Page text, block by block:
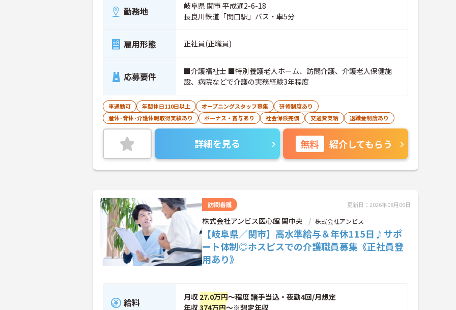
勤務地
岐阜県 関市 平成通2-6-18
長良川鉄道「関口駅」バス・車5分
雇用形態 正社員(正職員)
応募要件
■介護福祉士 ■特別養護老人ホーム、訪問介護、介護老人保健施
設、病院などで介護の実務経験3年程度
車通勤可 年間休日110日以上 オープニングスタッフ募集
研修制度あり
産休･育休･介護休暇取得実績あり
ボーナス・賞与あり 社会保険完備 交通費支給 退職金制度あり
詳細を見る 無料 紹介してもらう
訪問看護 更新日：2026年08月06日
株式会社アンビス医心館 関中央 株式会社アンビス
【岐阜県／関市】高水準給与＆年休115日♪サポ
ート体制◎ホスピスでの介護職員募集《正社員登
用あり》
給料 月収 27.0万円～程度 諸手当込・夜勤4回/月想定
年収374万円～※想定年収